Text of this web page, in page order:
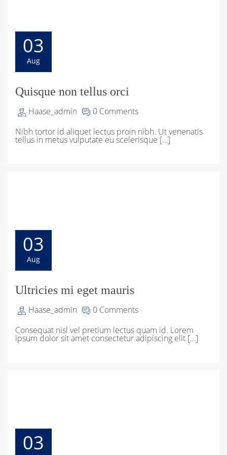
03
Aug
Quisque non tellus orci
Haase_admin
0 Comments
Nibh tortor id aliquet lectus proin nibh. Ut venenatis
tellus in metus vulputate eu scelerisque […]
03
Aug
Ultricies mi eget mauris
Haase_admin
0 Comments
Consequat nisl vel pretium lectus quam id. Lorem
ipsum dolor sit amet consectetur adipiscing elit […]
03